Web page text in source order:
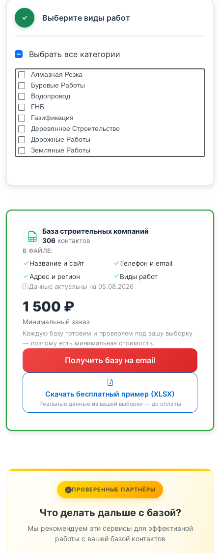
Выберите виды работ
Выбрать все категории
Алмазная Резка
Буровые Работы
Водопровод
ГНБ
Газификация
Деревянное Строительство
Дорожные Работы
Земляные Работы
База строительных компаний
306 контактов
В ФАЙЛЕ:
Название и сайт
Телефон и email
Адрес и регион
Виды работ
Данные актуальны на 05.08.2026
1 500 ₽
Минимальный заказ
Каждую базу готовим и проверяем под вашу выборку
— поэтому есть минимальная стоимость.
Получить базу на email
Скачать бесплатный пример (XLSX)
Реальные данные из вашей выборки — до оплаты
ПРОВЕРЕННЫЕ ПАРТНЁРЫ
Что делать дальше с базой?
Мы рекомендуем эти сервисы для эффективной
работы с вашей базой контактов